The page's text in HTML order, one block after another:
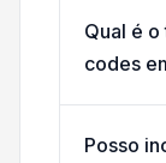
Qual é o
codes
Posso